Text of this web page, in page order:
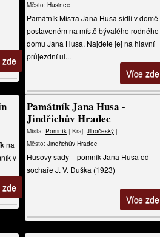
zde
Město: Husinec
Památník Mistra Jana Husa sídlí v domě
postaveném na místě bývalého rodného
domu Jana Husa. Najdete jej na hlavní
průjezdní ul...
Více zde
na
v
zde
Památník Jana Husa -
Jindřichův Hradec
Místa: Pomník | Kraj: Jihočeský |
Město: Jindřichův Hradec
Husovy sady – pomník Jana Husa od
sochaře J. V. Duška (1923)
Více zde